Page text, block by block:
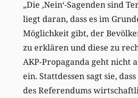
„Die ‚Nein‘-Sagenden sind
liegt daran, dass es im
Möglichkeit gibt, der
zu erklären und diese zu
AKP-Propaganda geht nicht
ein. Stattdessen sagt sie,
des Referendums